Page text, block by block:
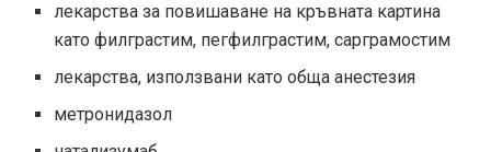
лекарства за повишаване на кръвната картина
като филграстим, пегфилграстим, сарграмостим
лекарства, използвани като обща анестезия
метронидазол